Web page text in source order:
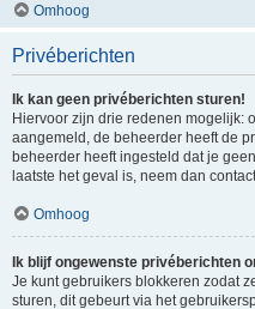
Omhoog
Privéberichten
Ik kan geen privéberichten sturen!
Hiervoor zijn drie redenen mogelijk:
aangemeld, de beheerder heeft de
beheerder heeft ingesteld dat je
laatste het geval is, neem dan
Omhoog
Ik blijf ongewenste privéberichten
Je kunt gebruikers blokkeren zodat
sturen, dit gebeurt via het